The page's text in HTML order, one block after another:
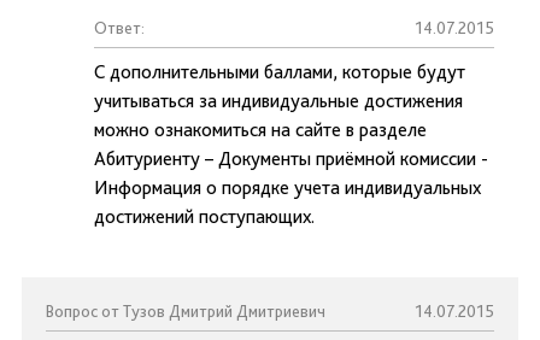
Ответ: 14.07.2015
С дополнительными баллами, которые будут
учитываться за индивидуальные достижения
можно ознакомиться на сайте в разделе
Абитуриенту – Документы приёмной комиссии -
Информация о порядке учета индивидуальных
достижений поступающих.
Вопрос от Тузов Дмитрий Дмитриевич 14.07.2015